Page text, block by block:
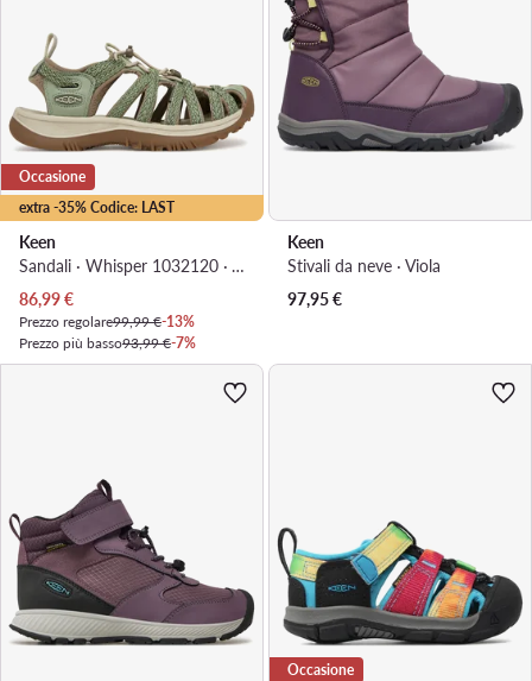
extra -35% Codice: LAST
Occasione
Keen
Sandali · Whisper 1032120 · Verde
Prezzo attuale
86,99€
Prezzo regolare99,99 €-13%
Prezzo più basso93,99 €-7%
Keen
Stivali da neve · Viola
97,95€
Occasione